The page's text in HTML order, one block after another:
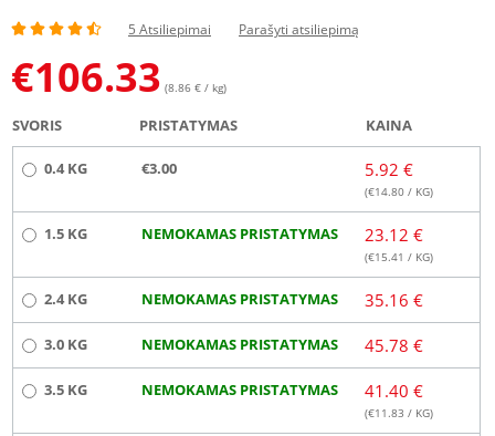
5 Atsiliepimai Parašyti atsiliepimą
€106.33 (8.86 € / kg)
SVORIS PRISTATYMAS KAINA
0.4 KG €3.00 5.92 €
(€14.80 / KG)
1.5 KG NEMOKAMAS PRISTATYMAS 23.12 €
(€15.41 / KG)
2.4 KG NEMOKAMAS PRISTATYMAS 35.16 €
3.0 KG NEMOKAMAS PRISTATYMAS 45.78 €
3.5 KG NEMOKAMAS PRISTATYMAS 41.40 €
(€11.83 / KG)